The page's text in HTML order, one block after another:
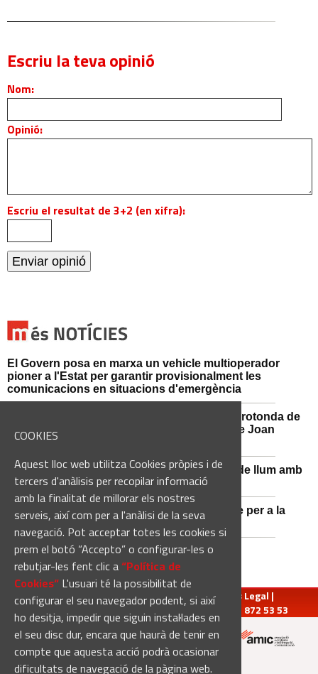
COOKIES
Aquest lloc web utilitza Cookies pròpies i de
tercers d'anàlisis per recopilar informació
amb la finalitat de millorar els nostres
serveis, així com per a l'anàlisi de la seva
navegació. Pot acceptar totes les cookies si
prem el botó “Accepto” o configurar-les o
rebutjar-les fent clic a“Política de
Cookies“ L'usuari té la possibilitat de
configurar el seu navegador podent, si així
ho desitja, impedir que siguin instal·lades en
el seu disc dur, encara que haurà de tenir en
compte que aquesta acció podrà ocasionar
dificultats de navegació de la pàgina web.
Escriu la teva opinió
Nom:
Opinió:
Escriu el resultat de 3+2 (en xifra):
El Govern posa en marxa un vehicle multioperador
pioner a l'Estat per garantir provisionalment les
comunicacions en situacions d'emergència
Afectacions al trànsit aquest divendres a la rotonda de
l'Avinguda dels Dolors amb el carrer Alcalde Joan
Selves
Sant Vicenç de Castellet renova 570 punts de llum amb
tecnologia LED
Castellbell i el Vilar adquireix un nou vehicle per a la
Guàrdia Municipal
redaccio@manresadiari.cat|Qui som Avís Legal |
Pompeu Fabra, 7-13, 08240-Manresa | Tel.: 93 872 53 53
Altres mitjans del grup: